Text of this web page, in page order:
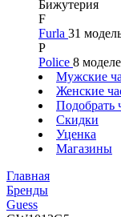
Бижутерия
F
Furla 31
P
Police 8
Мужские
Женские
Подобрать
Скидки
Уценка
Магазины
Главная
Бренды
Guess